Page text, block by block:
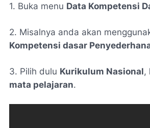
1. Buka menu Data Kompetensi
2. Misalnya anda akan
Kompetensi dasar
3. Pilih dulu Kurikulum Nasional,
mata pelajaran.